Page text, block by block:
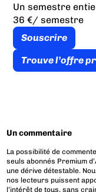
Un semestre
36 €/ semestre
Souscrire
Trouve l’offre
Un commentaire
La possibilité de
seuls abonnés Premium
une dérive détestable.
nos lecteurs puissent
l’intérêt de tous, sans